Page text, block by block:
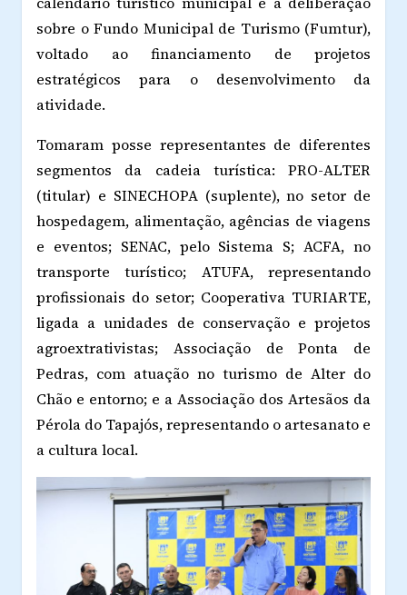
sobre o Fundo Municipal de Turismo (Fumtur),
voltado ao financiamento de projetos
estratégicos para o desenvolvimento da
atividade.
Tomaram posse representantes de diferentes
segmentos da cadeia turística: PRO-ALTER
(titular) e SINECHOPA (suplente), no setor de
hospedagem, alimentação, agências de viagens
e eventos; SENAC, pelo Sistema S; ACFA, no
transporte turístico; ATUFA, representando
profissionais do setor; Cooperativa TURIARTE,
ligada a unidades de conservação e projetos
agroextrativistas; Associação de Ponta de
Pedras, com atuação no turismo de Alter do
Chão e entorno; e a Associação dos Artesãos da
Pérola do Tapajós, representando o artesanato e
a cultura local.